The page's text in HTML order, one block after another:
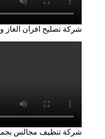
شركة تصليح افران الغاز
شركة تنظيف مجالس